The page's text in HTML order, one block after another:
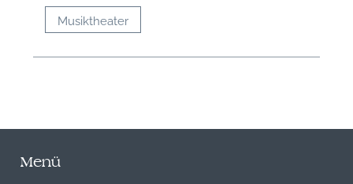
Musiktheater
Menü